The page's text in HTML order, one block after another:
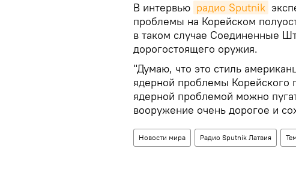
В интервью радио Sputnik
проблемы на Корейском
в таком случае Соединенные
дорогостоящего оружия.
"Думаю, что это стиль
ядерной проблемы Корейского
ядерной проблемой можно
вооружение очень дорогое и
Новости мира Радио Sputnik Латвия